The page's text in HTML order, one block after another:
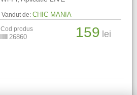
Vandut de: CHIC MANIA
Cod produs
26860 159 lei